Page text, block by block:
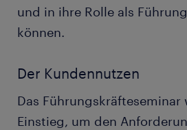
und in ihre Rolle als
können.
Der Kundennutzen
Das Führungskräfteseminar
Einstieg, um den